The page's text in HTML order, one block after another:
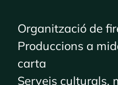
Organització de
Produccions a
carta
Serveis culturals,